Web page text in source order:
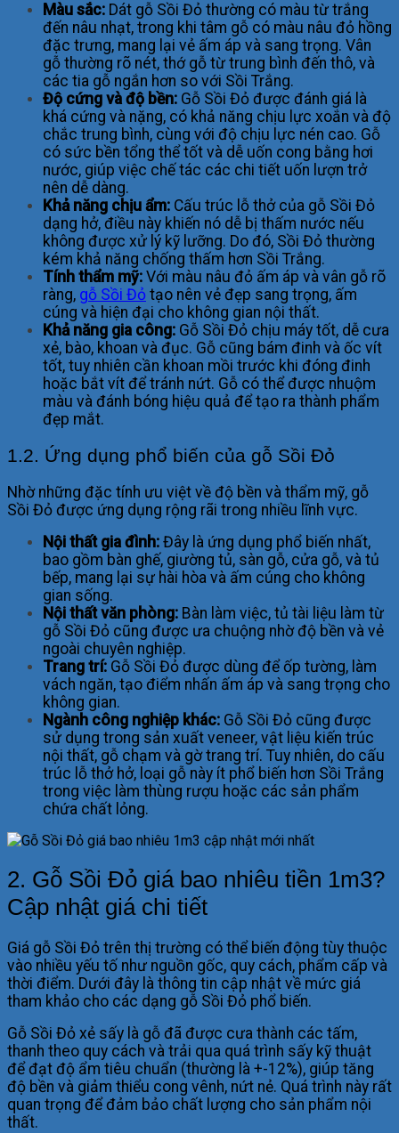
Màu sắc: Dát gỗ Sồi Đỏ thường có màu từ trắng
đến nâu nhạt, trong khi tâm gỗ có màu nâu đỏ hồng
đặc trưng, mang lại vẻ ấm áp và sang trọng. Vân
gỗ thường rõ nét, thớ gỗ từ trung bình đến thô, và
các tia gỗ ngắn hơn so với Sồi Trắng.
Độ cứng và độ bền: Gỗ Sồi Đỏ được đánh giá là
khá cứng và nặng, có khả năng chịu lực xoắn và độ
chắc trung bình, cùng với độ chịu lực nén cao. Gỗ
có sức bền tổng thể tốt và dễ uốn cong bằng hơi
nước, giúp việc chế tác các chi tiết uốn lượn trở
nên dễ dàng.
Khả năng chịu ẩm: Cấu trúc lỗ thở của gỗ Sồi Đỏ
dạng hở, điều này khiến nó dễ bị thấm nước nếu
không được xử lý kỹ lưỡng. Do đó, Sồi Đỏ thường
kém khả năng chống thấm hơn Sồi Trắng.
Tính thẩm mỹ: Với màu nâu đỏ ấm áp và vân gỗ rõ
ràng, gỗ Sồi Đỏ tạo nên vẻ đẹp sang trọng, ấm
cúng và hiện đại cho không gian nội thất.
Khả năng gia công: Gỗ Sồi Đỏ chịu máy tốt, dễ cưa
xẻ, bào, khoan và đục. Gỗ cũng bám đinh và ốc vít
tốt, tuy nhiên cần khoan mồi trước khi đóng đinh
hoặc bắt vít để tránh nứt. Gỗ có thể được nhuộm
màu và đánh bóng hiệu quả để tạo ra thành phẩm
đẹp mắt.
1.2. Ứng dụng phổ biến của gỗ Sồi Đỏ
Nhờ những đặc tính ưu việt về độ bền và thẩm mỹ, gỗ
Sồi Đỏ được ứng dụng rộng rãi trong nhiều lĩnh vực.
Nội thất gia đình: Đây là ứng dụng phổ biến nhất,
bao gồm bàn ghế, giường tủ, sàn gỗ, cửa gỗ, và tủ
bếp, mang lại sự hài hòa và ấm cúng cho không
gian sống.
Nội thất văn phòng: Bàn làm việc, tủ tài liệu làm từ
gỗ Sồi Đỏ cũng được ưa chuộng nhờ độ bền và vẻ
ngoài chuyên nghiệp.
Trang trí: Gỗ Sồi Đỏ được dùng để ốp tường, làm
vách ngăn, tạo điểm nhấn ấm áp và sang trọng cho
không gian.
Ngành công nghiệp khác: Gỗ Sồi Đỏ cũng được
sử dụng trong sản xuất veneer, vật liệu kiến trúc
nội thất, gỗ chạm và gờ trang trí. Tuy nhiên, do cấu
trúc lỗ thở hở, loại gỗ này ít phổ biến hơn Sồi Trắng
trong việc làm thùng rượu hoặc các sản phẩm
chứa chất lỏng.
2. Gỗ Sồi Đỏ giá bao nhiêu tiền 1m3?
Cập nhật giá chi tiết
Giá gỗ Sồi Đỏ trên thị trường có thể biến động tùy thuộc
vào nhiều yếu tố như nguồn gốc, quy cách, phẩm cấp và
thời điểm. Dưới đây là thông tin cập nhật về mức giá
tham khảo cho các dạng gỗ Sồi Đỏ phổ biến.
Gỗ Sồi Đỏ xẻ sấy là gỗ đã được cưa thành các tấm,
thanh theo quy cách và trải qua quá trình sấy kỹ thuật
để đạt độ ẩm tiêu chuẩn (thường là +-12%), giúp tăng
độ bền và giảm thiểu cong vênh, nứt nẻ. Quá trình này rất
quan trọng để đảm bảo chất lượng cho sản phẩm nội
thất.